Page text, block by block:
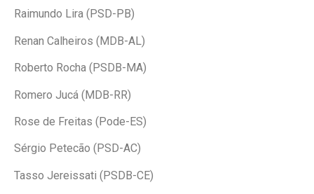
Raimundo Lira (PSD-PB)
Renan Calheiros (MDB-AL)
Roberto Rocha (PSDB-MA)
Romero Jucá (MDB-RR)
Rose de Freitas (Pode-ES)
Sérgio Petecão (PSD-AC)
Tasso Jereissati (PSDB-CE)